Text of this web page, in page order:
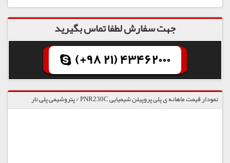
جهت سفارش لطفا تماس بگیرید
(+98 21) 43462000
نمودار قیمت ماهانه ی پلی پروپیلن شیمیایی PNR230C / پتروشیمی پلی نار